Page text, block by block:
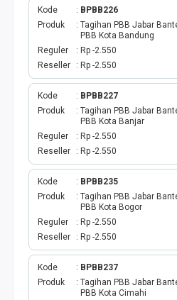
Kode
BPBB226
Produk
Tagihan PBB Jabar
PBB Kota Bandung
Reguler
Rp -2.550
Reseller
Rp -2.550
Kode
BPBB227
Produk
Tagihan PBB Jabar
PBB Kota Banjar
Reguler
Rp -2.550
Reseller
Rp -2.550
Kode
BPBB235
Produk
Tagihan PBB Jabar
PBB Kota Bogor
Reguler
Rp -2.550
Reseller
Rp -2.550
Kode
BPBB237
Produk
Tagihan PBB Jabar
PBB Kota Cimahi